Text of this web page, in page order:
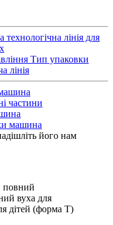
лінія для
Тип упаковки
лінія
частини
машина
його нам